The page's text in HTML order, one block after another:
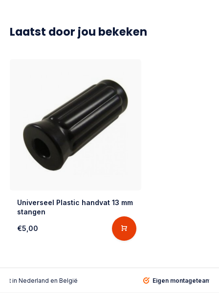
Laatst door jou bekeken
Universeel Plastic handvat 13 mm
stangen
€5,00
in Nederland en België Eigen montageteam